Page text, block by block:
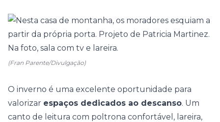
(Fran Parente/Divulgação)
O inverno é uma excelente oportunidade para
valorizar espaços dedicados ao descanso. Um
canto de leitura com poltrona confortável, lareira,